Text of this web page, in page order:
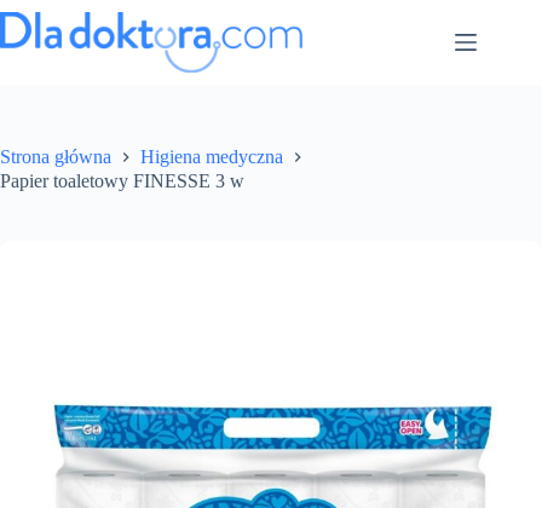
Strona główna
Higiena medyczna
Papier toaletowy FINESSE 3 w